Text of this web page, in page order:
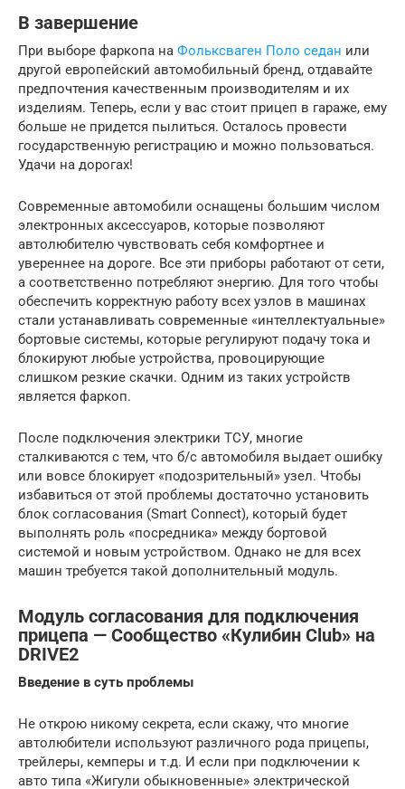
В завершение
При выборе фаркопа на Фольксваген Поло седан или
другой европейский автомобильный бренд, отдавайте
предпочтения качественным производителям и их
изделиям. Теперь, если у вас стоит прицеп в гараже, ему
больше не придется пылиться. Осталось провести
государственную регистрацию и можно пользоваться.
Удачи на дорогах!
Современные автомобили оснащены большим числом
электронных аксессуаров, которые позволяют
автолюбителю чувствовать себя комфортнее и
увереннее на дороге. Все эти приборы работают от сети,
а соответственно потребляют энергию. Для того чтобы
обеспечить корректную работу всех узлов в машинах
стали устанавливать современные «интеллектуальные»
бортовые системы, которые регулируют подачу тока и
блокируют любые устройства, провоцирующие
слишком резкие скачки. Одним из таких устройств
является фаркоп.
После подключения электрики ТСУ, многие
сталкиваются с тем, что б/с автомобиля выдает ошибку
или вовсе блокирует «подозрительный» узел. Чтобы
избавиться от этой проблемы достаточно установить
блок согласования (Smart Connect), который будет
выполнять роль «посредника» между бортовой
системой и новым устройством. Однако не для всех
машин требуется такой дополнительный модуль.
Модуль согласования для подключения
прицепа — Сообщество «Кулибин Club» на
DRIVE2
Введение в суть проблемы
Не открою никому секрета, если скажу, что многие
автолюбители используют различного рода прицепы,
трейлеры, кемперы и т.д. И если при подключении к
авто типа «Жигули обыкновенные» электрической